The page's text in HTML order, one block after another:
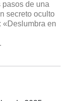
pasos de una
secreto oculto
«Deslumbra en